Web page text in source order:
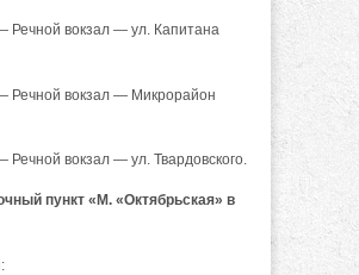
вокзал — ул. Капитана
вокзал — Микрорайон
вокзал — ул. Твардовского.
пункт «М. «Октябрьская» в